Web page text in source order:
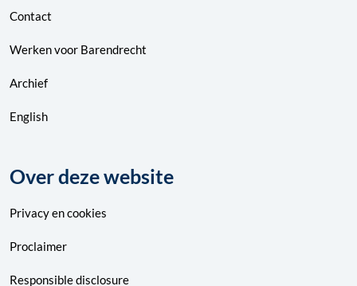
Contact
Werken voor Barendrecht
Archief
English
Over deze website
Privacyencookies
Proclaimer
Responsible disclosure